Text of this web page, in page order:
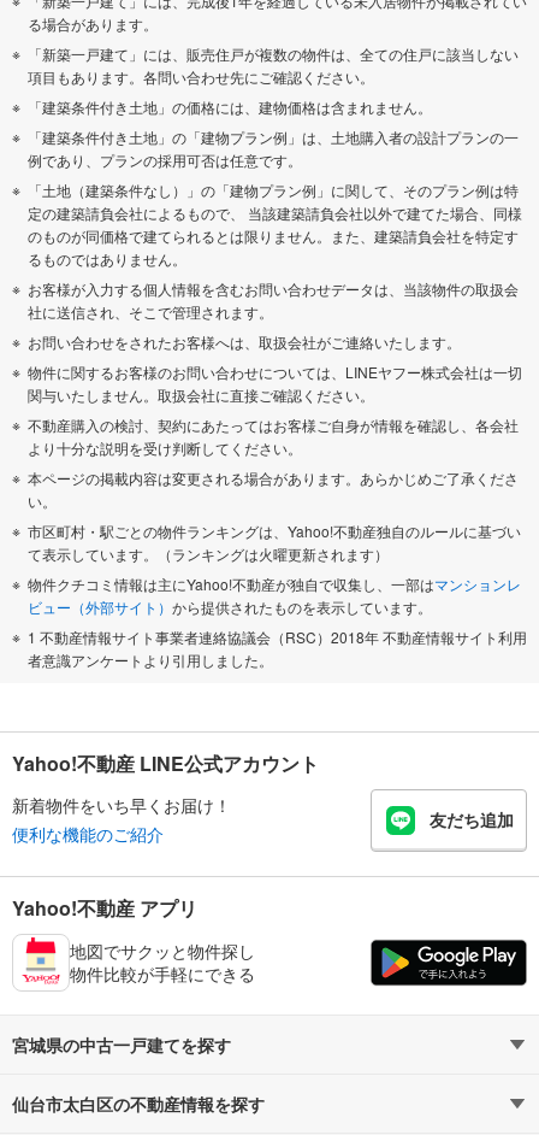
る場合があります。
「新築一戸建て」には、販売住戸が複数の物件は、全ての住戸に該当しない
項目もあります。各問い合わせ先にご確認ください。
「建築条件付き土地」の価格には、建物価格は含まれません。
「建築条件付き土地」の「建物プラン例」は、土地購入者の設計プランの一
例であり、プランの採用可否は任意です。
「土地（建築条件なし）」の「建物プラン例」に関して、そのプラン例は特
定の建築請負会社によるもので、 当該建築請負会社以外で建てた場合、同様
のものが同価格で建てられるとは限りません。また、建築請負会社を特定す
るものではありません。
お客様が入力する個人情報を含むお問い合わせデータは、当該物件の取扱会
社に送信され、そこで管理されます。
お問い合わせをされたお客様へは、取扱会社がご連絡いたします。
物件に関するお客様のお問い合わせについては、LINEヤフー株式会社は一切
関与いたしません。取扱会社に直接ご確認ください。
不動産購入の検討、契約にあたってはお客様ご自身が情報を確認し、各会社
より十分な説明を受け判断してください。
本ページの掲載内容は変更される場合があります。あらかじめご了承くださ
い。
市区町村・駅ごとの物件ランキングは、Yahoo!不動産独自のルールに基づい
て表示しています。（ランキングは火曜更新されます）
物件クチコミ情報は主にYahoo!不動産が独自で収集し、一部はマンションレ
ビュー（外部サイト） から提供されたものを表示しています。
1 不動産情報サイト事業者連絡協議会（RSC）2018年 不動産情報サイト利用
者意識アンケートより引用しました。
Yahoo!不動産 LINE公式アカウント
新着物件をいち早くお届け！
便利な機能のご紹介
友だち追加
Yahoo!不動産 アプリ
地図でサクッと物件探し
物件比較が手軽にできる
宮城県の中古一戸建てを探す
路線・駅から探す
仙台市太白区の不動産情報を探す